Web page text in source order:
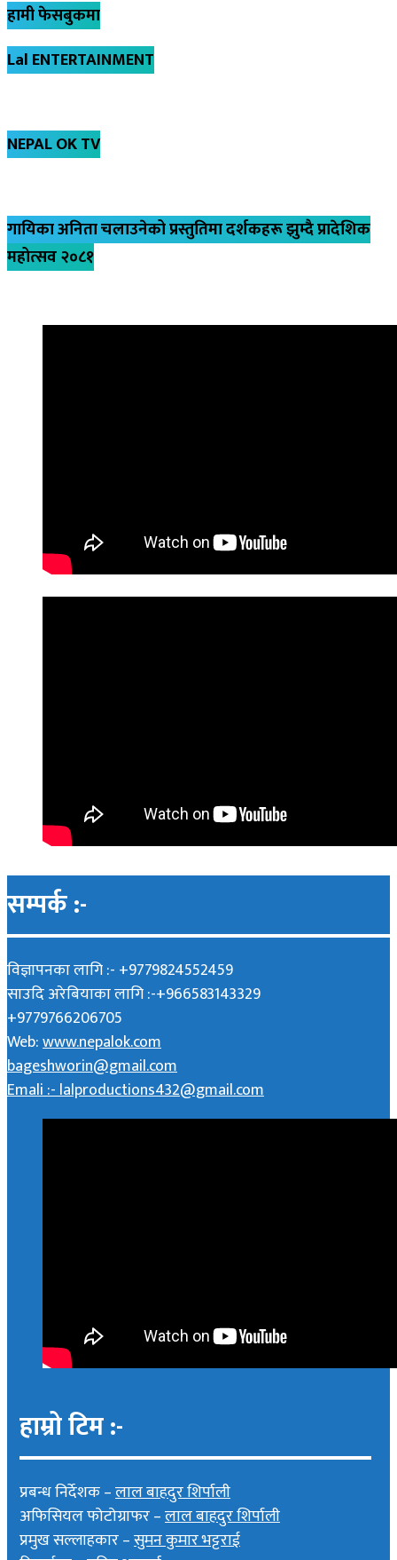
हामी फेसबुकमा
Lal ENTERTAINMENT
NEPAL OK TV
गायिका अनिता चलाउनेको प्रस्तुतिमा दर्शकहरू झुम्दै प्रादेशिक
महोत्सव २०८१
सम्पर्क :-
विज्ञापनका लागि :- +9779824552459
साउदि अरेबियाका लागि :-+966583143329
+9779766206705
Web:www.nepalok.com
bageshworin@gmail.com
Emali :- lalproductions432@gmail.com
हाम्रो टिम :-
प्रबन्ध निर्देशक –लाल बाहदुर शिर्पाली
अफिसियल फोटोग्राफर –लाल बाहदुर शिर्पाली
प्रमुख सल्लाहकार –सुमन कुमार भट्टराई